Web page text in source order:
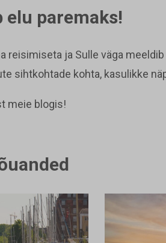
elu paremaks!
reisimiseta ja Sulle väga
sihtkohtade kohta, kasulikke
meie blogis!